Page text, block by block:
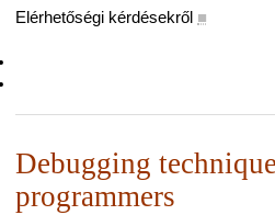
Elérhetőségi kérdésekről ■
Debugging
programmers